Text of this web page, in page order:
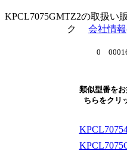
KPCL7075GMTZ2の取扱
ク 会社情
0
類似型番を
ちらをクリ